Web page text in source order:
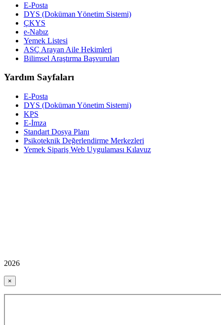
E-Posta
DYS (Doküman Yönetim Sistemi)
ÇKYS
e-Nabız
Yemek Listesi
ASÇ Arayan Aile Hekimleri
Bilimsel Araştırma Başvuruları
Yardım Sayfaları
E-Posta
DYS (Doküman Yönetim Sistemi)
KPS
E-İmza
Standart Dosya Planı
Psikoteknik Değerlendirme Merkezleri
Yemek Sipariş Web Uygulaması Kılavuz
2026
×